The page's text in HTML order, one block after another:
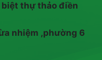
biệt thự thảo điền
nhiệm ,phường 6